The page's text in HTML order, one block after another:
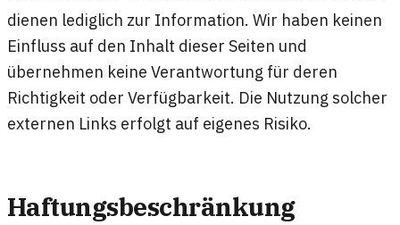
dienen lediglich zur Information. Wir haben keinen
Einfluss auf den Inhalt dieser Seiten und
übernehmen keine Verantwortung für deren
Richtigkeit oder Verfügbarkeit. Die Nutzung solcher
externen Links erfolgt auf eigenes Risiko.
Haftungsbeschränkung